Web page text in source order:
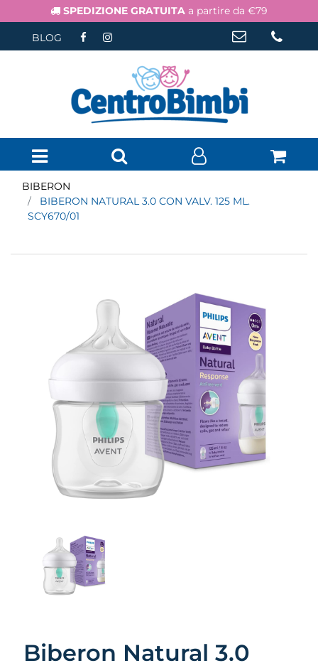
SPEDIZIONE GRATUITA a partire da €79
BLOG
Open menu
BIBERON
BIBERON NATURAL 3.0 CON VALV. 125 ML.
SCY670/01
Biberon Natural 3.0